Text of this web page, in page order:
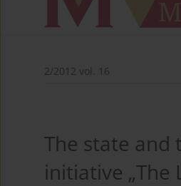
2/2012 vol. 16
The state and
initiative „The